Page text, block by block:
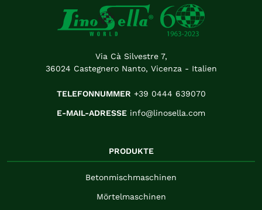
Via Cà Silvestre 7,
36024 Castegnero Nanto, Vicenza - Italien
TELEFONNUMMER +39 0444 639070
E-MAIL-ADRESSE info@linosella.com
PRODUKTE
Betonmischmaschinen
Mörtelmaschinen